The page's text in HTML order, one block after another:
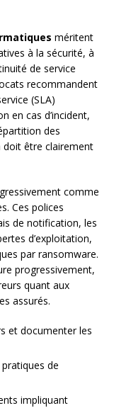
méritent
à la sécurité, à
de service
recommandent
(SLA)
en cas d’incident,
des
doit être clairement
comme
Ces polices
de notification, les
d’exploitation,
par ransomware.
progressivement,
quant aux
assurés.
et documenter les
de
impliquant